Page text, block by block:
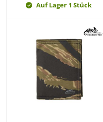
Auf Lager 1 Stück